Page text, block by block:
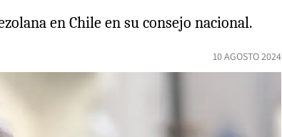
en Chile en su consejo nacional.
10 AGOSTO 2024